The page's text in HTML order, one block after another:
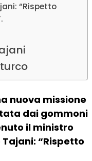
“Rispetto
nuova missione
dai gommoni
il ministro
“Rispetto